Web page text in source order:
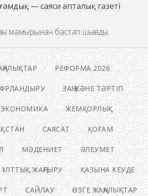
— саяси апталық газеті
мамырынан бастап шығады
РЕФОРМА 2026
ЗАҢ ЖӘНЕ ТӘРТІП
ЭКОНОМИКА ЖЕМҚОРЛЫҚ
САЯСАТ ҚОҒАМ
МӘДЕНИЕТ ӘЛЕУМЕТ
ҰЛТТЫҚ ЖАҢҒЫРУ ҚАЗЫНА КЕУДЕ
САЙЛАУ ӨЗГЕ ЖАҢАЛЫҚТАР